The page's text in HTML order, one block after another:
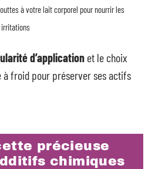
à votre lait corporel pour nourrir les
irritations
d’application et le choix
à froid pour préserver ses actifs
précieuse
chimiques